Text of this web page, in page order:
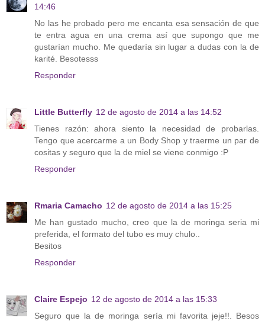
14:46
No las he probado pero me encanta esa sensación de que
te entra agua en una crema así que supongo que me
gustarían mucho. Me quedaría sin lugar a dudas con la de
karité. Besotesss
Responder
Little Butterfly 12 de agosto de 2014 a las 14:52
Tienes razón: ahora siento la necesidad de probarlas.
Tengo que acercarme a un Body Shop y traerme un par de
cositas y seguro que la de miel se viene conmigo :P
Responder
Rmaria Camacho 12 de agosto de 2014 a las 15:25
Me han gustado mucho, creo que la de moringa seria mi
preferida, el formato del tubo es muy chulo..
Besitos
Responder
Claire Espejo 12 de agosto de 2014 a las 15:33
Seguro que la de moringa sería mi favorita jeje!!. Besos